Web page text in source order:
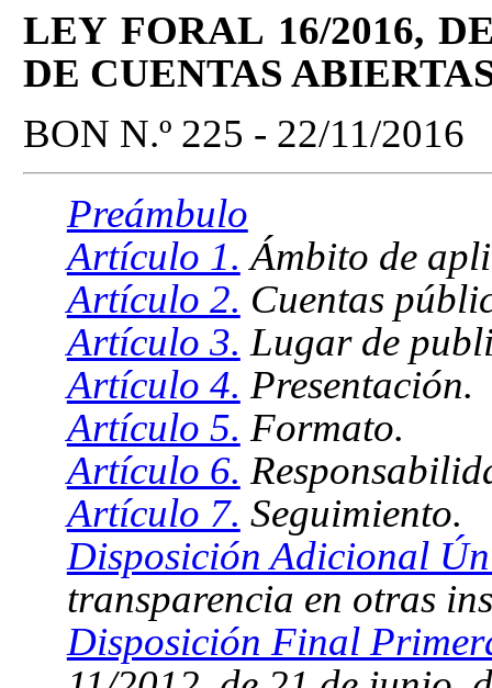
LEY FORAL 16/2016,
DE CUENTAS
BON N.º 225 - 22/11/2016
Preámbulo
Artículo 1. Ámbito de
Artículo 2. Cuentas
Artículo 3. Lugar de
Artículo 4. Presentación.
Artículo 5. Formato.
Artículo 6.
Artículo 7. Seguimiento.
Disposición Adicional
transparencia en otras
Disposición Final